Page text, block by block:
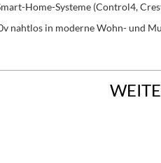
Home-Systeme (Control4,
nahtlos in moderne Wohn- und